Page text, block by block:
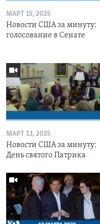
МАРТ 15, 2025
Новости США за минуту:
голосование в Сенате
МАРТ 13, 2025
Новости США за минуту:
День святого Патрика